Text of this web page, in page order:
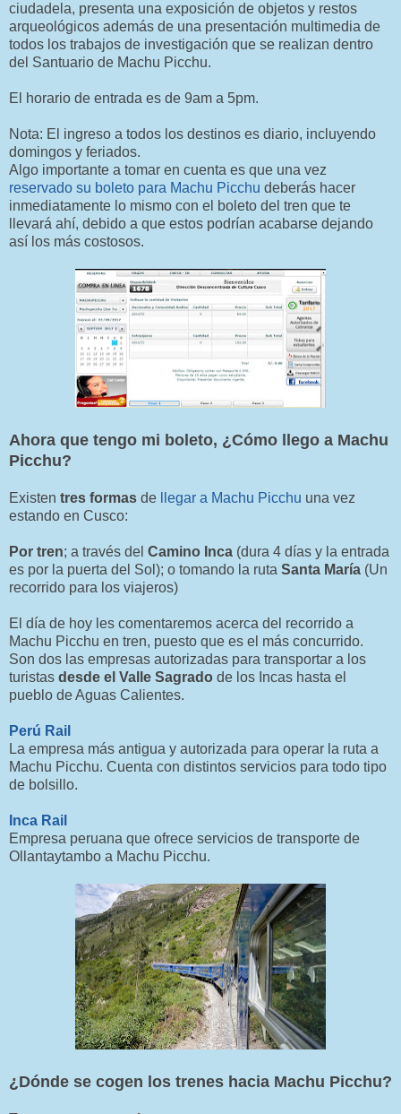
ciudadela, presenta una exposición de objetos y restos
arqueológicos además de una presentación multimedia de
todos los trabajos de investigación que se realizan dentro
del Santuario de Machu Picchu.
El horario de entrada es de 9am a 5pm.
Nota: El ingreso a todos los destinos es diario, incluyendo
domingos y feriados.
Algo importante a tomar en cuenta es que una vez
reservado su boleto para Machu Picchu deberás hacer
inmediatamente lo mismo con el boleto del tren que te
llevará ahí, debido a que estos podrían acabarse dejando
así los más costosos.
Ahora que tengo mi boleto, ¿Cómo llego a Machu
Picchu?
Existen tres formas de llegar a Machu Picchu una vez
estando en Cusco:
Por tren; a través del Camino Inca (dura 4 días y la entrada
es por la puerta del Sol); o tomando la ruta Santa María (Un
recorrido para los viajeros)
El día de hoy les comentaremos acerca del recorrido a
Machu Picchu en tren, puesto que es el más concurrido.
Son dos las empresas autorizadas para transportar a los
turistas desde el Valle Sagrado de los Incas hasta el
pueblo de Aguas Calientes.
Perú Rail
La empresa más antigua y autorizada para operar la ruta a
Machu Picchu. Cuenta con distintos servicios para todo tipo
de bolsillo.
Inca Rail
Empresa peruana que ofrece servicios de transporte de
Ollantaytambo a Machu Picchu.
¿Dónde se cogen los trenes hacia Machu Picchu?